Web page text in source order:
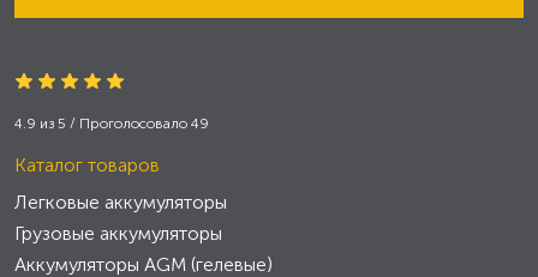
4.9 из 5 / Проголосовало 49
Каталог товаров
Легковые аккумуляторы
Грузовые аккумуляторы
Аккумуляторы AGM (гелевые)